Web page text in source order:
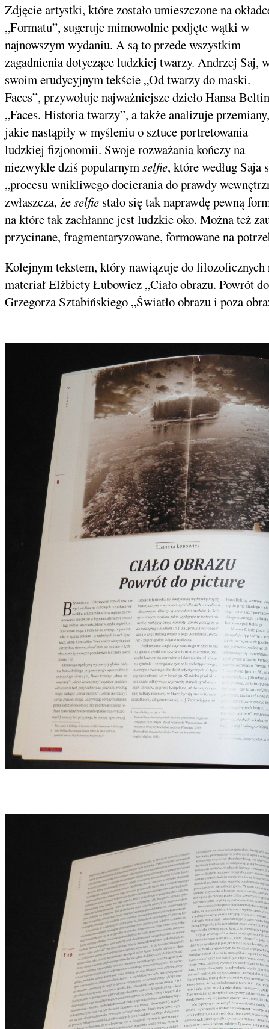
Zdjęcie artystki, które zostało umieszczone na
„Formatu”, sugeruje mimowolnie podjęte wątki w
najnowszym wydaniu. A są to przede wszystkim
zagadnienia dotyczące ludzkiej twarzy. Andrzej Saj,
swoim erudycyjnym tekście „Od twarzy do maski.
Faces”, przywołuje najważniejsze dzieło Hansa
„Faces. Historia twarzy”, a także analizuje przemiany,
jakie nastąpiły w myśleniu o sztuce portretowania
ludzkiej fizjonomii. Swoje rozważania kończy na
niezwykle dziś popularnymselfie, które według
„procesu wnikliwego docierania do prawdy
zwłaszcza, żeselfie stało się tak naprawdę pewną
na które tak zachłanne jest ludzkie oko. Można też
przycinane, fragmentaryzowane, formowane na
Kolejnym tekstem, który nawiązuje do filozoficznych
materiał Elżbiety Łubowicz „Ciało obrazu. Powrót
Grzegorza Sztabińskiego „Światło obrazu i poza